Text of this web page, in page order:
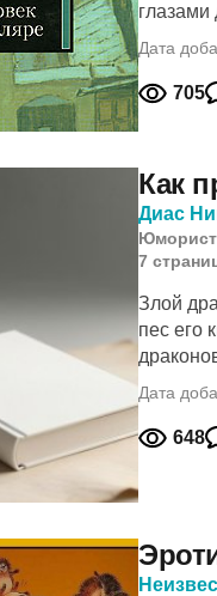
глазами
Дата
705
Как
Диас
7
Злой
пес его
Дата
648